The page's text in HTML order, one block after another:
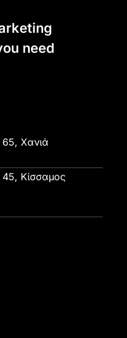
need
Χανιά
Κίσσαμος